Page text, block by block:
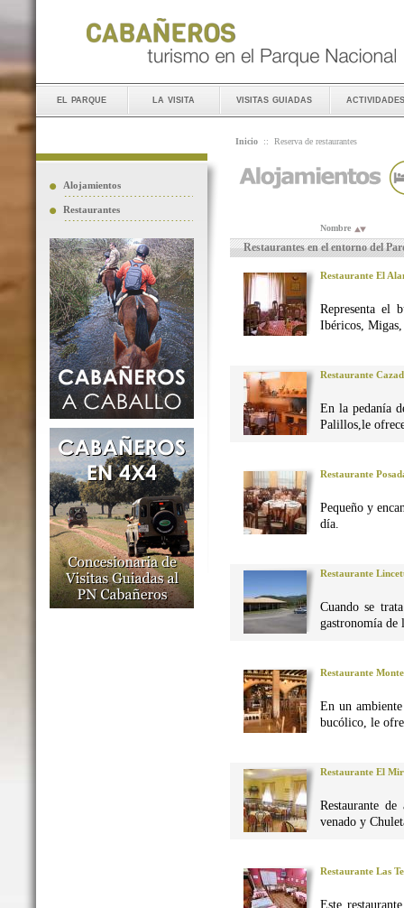
el parque la visita visitas guiadas actividades
Alojamientos
Restaurantes
Inicio :: Reserva de restaurantes
Nombre
Restaurantes en el entorno del
Restaurante El
Representa el
Ibéricos, Migas,
Restaurante
En la pedanía
Palillos,le
Restaurante
Pequeño y
día.
Restaurante
Cuando se
gastronomía de
Restaurante
En un
bucólico, le
Restaurante El
Restaurante
venado y
Restaurante Las
Este